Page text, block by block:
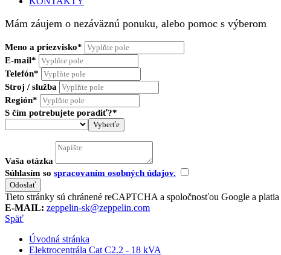
Mám záujem o nezáväznú ponuku, alebo pomoc s výberom
Meno a priezvisko*
E-mail*
Telefón*
Stroj / služba
Región*
S čím potrebujete poradiť?*
Vyberťe
Vaša otázka
Súhlasím so spracovaním osobných údajov.
Tieto stránky sú chránené reCAPTCHA a spoločnosťou Google a platia
E-MAIL: zeppelin-sk@zeppelin.com
Späť
Úvodná stránka
Elektrocentrála Cat C2.2 - 18 kVA